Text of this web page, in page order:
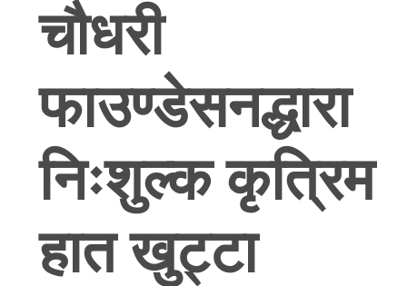
चौधरी
फाउण्डेसनद्धारा
निःशुल्क कृत्रिम
हात खुट्टा